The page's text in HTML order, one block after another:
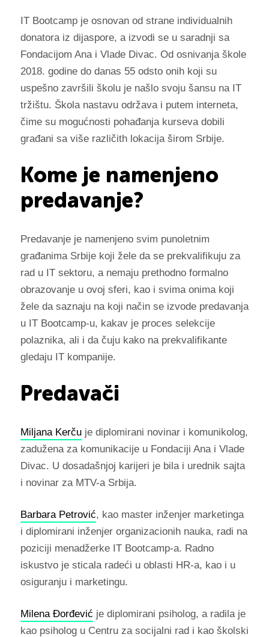
IT Bootcamp je osnovan od strane individualnih
donatora iz dijaspore, a izvodi se u saradnji sa
Fondacijom Ana i Vlade Divac. Od osnivanja škole
2018. godine do danas 55 odsto onih koji su
uspešno završili školu je našlo svoju šansu na IT
tržištu. Škola nastavu održava i putem interneta,
čime su mogućnosti pohađanja kurseva dobili
građani sa više različith lokacija širom Srbije.
Kome je namenjeno
predavanje?
Predavanje je namenjeno svim punoletnim
građanima Srbije koji žele da se prekvalifikuju za
rad u IT sektoru, a nemaju prethodno formalno
obrazovanje u ovoj sferi, kao i svima onima koji
žele da saznaju na koji način se izvode predavanja
u IT Bootcamp-u, kakav je proces selekcije
polaznika, ali i da čuju kako na prekvalifikante
gledaju IT kompanije.
Predavači
Miljana Kerčuje diplomirani novinar i komunikolog,
zadužena za komunikacije u Fondaciji Ana i Vlade
Divac. U dosadašnjoj karijeri je bila i urednik sajta
i novinar za MTV-a Srbija.
Barbara Petrović, kao master inženjer marketinga
i diplomirani inženjer organizacionih nauka, radi na
poziciji menadžerke IT Bootcamp-a. Radno
iskustvo je sticala radeći u oblasti HR-a, kao i u
osiguranju i marketingu.
Milena Đorđević je diplomirani psiholog, a radila je
kao psiholog u Centru za socijalni rad i kao školski